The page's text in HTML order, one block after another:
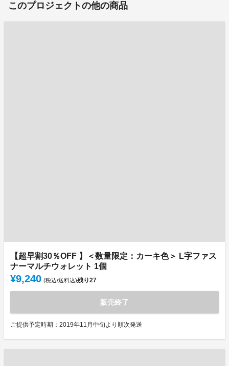
このプロジェクトの他の商品
【超早割30％OFF 】＜数量限定：カーキ色＞ L字ファス
ナーマルチウォレット 1個
¥9,240 (税込/送料込)残り27
販売終了
ご提供予定時期：2019年11月中旬より順次発送